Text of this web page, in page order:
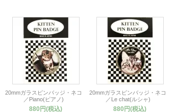
20mmガラスピンバッジ・ネコ
／Piano(ピアノ)
880円(税込)
20mmガラスピンバッジ・ネコ
／Le chat(ルシャ)
880円(税込)